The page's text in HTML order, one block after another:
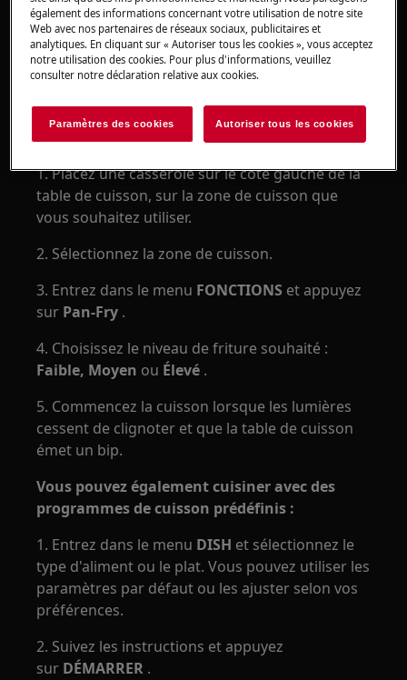
1. Placez une casserole sur le côté gauche de la
table de cuisson, sur la zone de cuisson que
vous souhaitez utiliser.
2. Sélectionnez la zone de cuisson.
3. Entrez dans le menu FONCTIONS et appuyez
sur Pan-Fry .
4. Choisissez le niveau de friture souhaité :
Faible, Moyen ou Élevé .
5. Commencez la cuisson lorsque les lumières
cessent de clignoter et que la table de cuisson
émet un bip.
Vous pouvez également cuisiner avec des
programmes de cuisson prédéfinis :
1. Entrez dans le menu DISH et sélectionnez le
type d'aliment ou le plat. Vous pouvez utiliser les
paramètres par défaut ou les ajuster selon vos
préférences.
2. Suivez les instructions et appuyez
sur DÉMARRER .
également des informations concernant votre utilisation de notre site
Web avec nos partenaires de réseaux sociaux, publicitaires et
analytiques. En cliquant sur « Autoriser tous les cookies », vous acceptez
notre utilisation des cookies. Pour plus d'informations, veuillez
consulter notre déclaration relative aux cookies.
Paramètres des cookies Autoriser tous les cookies